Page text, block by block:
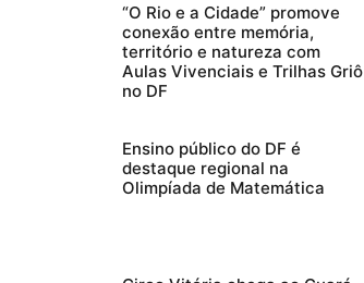
“O Rio e a Cidade” promove
conexão entre memória,
território e natureza com
Aulas Vivenciais e Trilhas Griô
no DF
Ensino público do DF é
destaque regional na
Olimpíada de Matemática